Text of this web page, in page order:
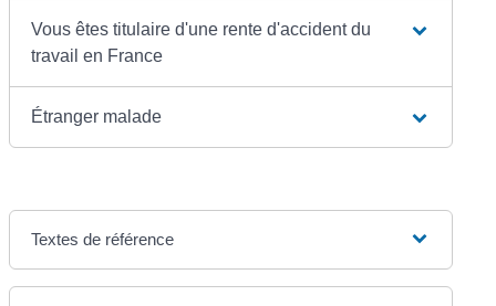
Vous êtes titulaire d'une rente d'accident du
travail en France
Étranger malade
Textes de référence